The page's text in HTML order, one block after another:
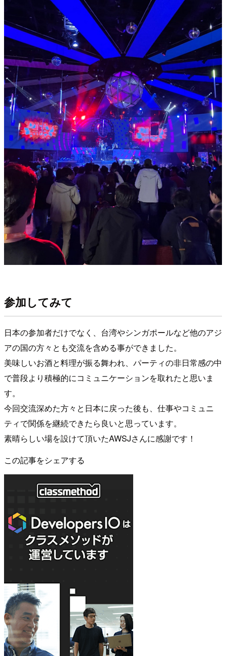
参加してみて
日本の参加者だけでなく、台湾やシンガポールなど他のアジ
アの国の方々とも交流を含める事ができました。
美味しいお酒と料理が振る舞われ、パーティの非日常感の中
で普段より積極的にコミュニケーションを取れたと思いま
す。
今回交流深めた方々と日本に戻った後も、仕事やコミュニ
ティで関係を継続できたら良いと思っています。
素晴らしい場を設けて頂いたAWSJさんに感謝です！
この記事をシェアする